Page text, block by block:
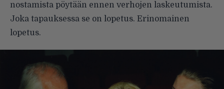
nostamista pöytään ennen verhojen laskeutumista.
Joka tapauksessa se on lopetus. Erinomainen
lopetus.